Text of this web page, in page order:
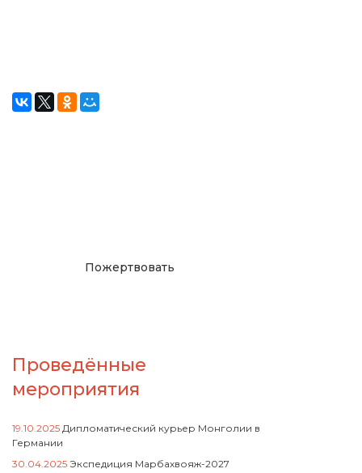
Пожертвовать
Проведённые
мероприятия
19.10.2025 Дипломатический курьер Монголии в
Германии
30.04.2025 Экспедиция Марбахвояж-2027